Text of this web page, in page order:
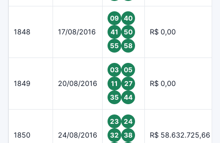
1848 17/08/2016
09
40
41
50
55
58
R$ 0,00
1849 20/08/2016
03
05
11
27
35
44
R$ 0,00
1850 24/08/2016
23
24
32
38
R$ 58.632.725,66